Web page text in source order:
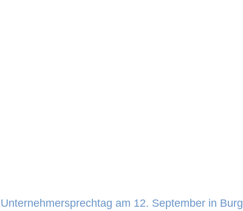
Unternehmersprechtag am 12. September in Burg